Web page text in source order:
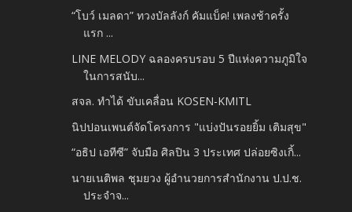
“โบว์ เมลดา” ทวงบัลลังก์ คัมแบ็ค! เพลงช้าครั้ง
แรก ...
LINE MELODY ฉลองครบรอบ 5 ปีแห่งความภูมิใจ
ในการสนับ...
สจล. ทำได้ ขับเคลื่อน KOSEN-KMITL
นิปปอนเพนต์จัดโครงการ "แบ่งปันรอยยิ้ม เติมสุข"
“อธิป เอทีซี” จับมือ ศิลปิน 3 ประเทศ ปล่อยซิงเกิ้...
นายเนติพล ชุมยวง ผู้อำนวยการสำนักงาน ป.ป.ช.
ประจำจ...